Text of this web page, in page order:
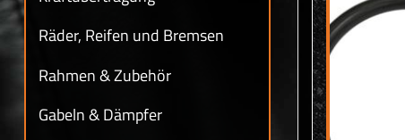
Räder, Reifen und Bremsen
Rahmen & Zubehör
Gabeln & Dämpfer